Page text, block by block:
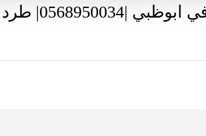
شركة مكافحة النمل في ابوظبي |0568950034| طرد